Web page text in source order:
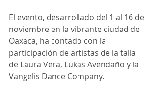
El evento, desarrollado del 1 al 16 de
noviembre en la vibrante ciudad de
Oaxaca, ha contado con la
participación de artistas de la talla
de Laura Vera, Lukas Avendaño y la
Vangelis Dance Company.